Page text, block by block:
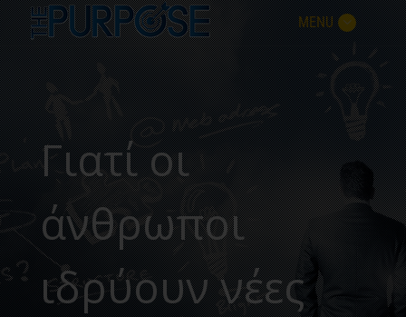
MENU
Γιατί οι
άνθρωποι
ιδρύουν νέες